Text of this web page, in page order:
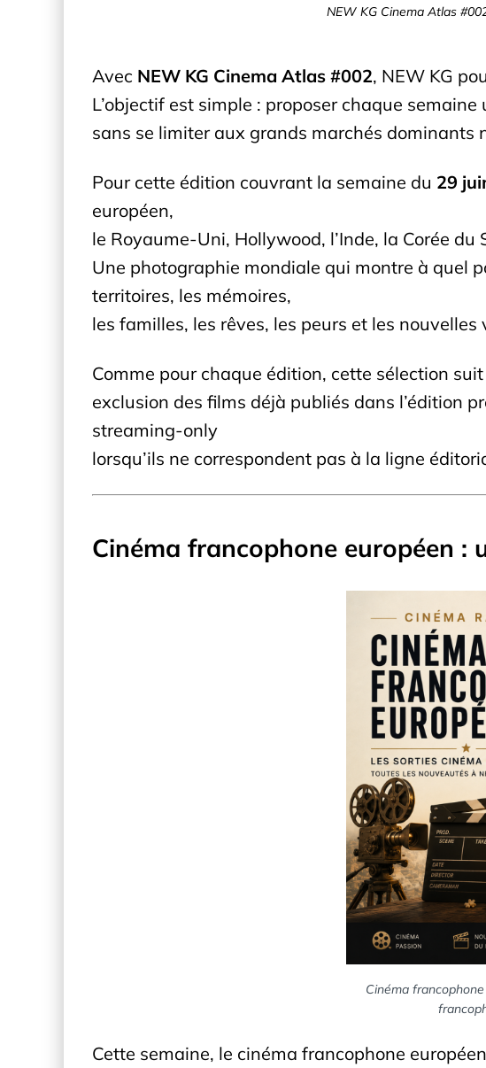
NEW KG Cinema Atlas
Avec NEW KG Cinema Atlas #002, NEW KG
L’objectif est simple : proposer chaque
sans se limiter aux grands marchés dominants
Pour cette édition couvrant la semaine du 29
européen,
le Royaume-Uni, Hollywood, l’Inde, la Corée du
Une photographie mondiale qui montre à quel
territoires, les mémoires,
les familles, les rêves, les peurs et les nouvelles
Comme pour chaque édition, cette sélection
exclusion des films déjà publiés dans l’édition
streaming-only
lorsqu’ils ne correspondent pas à la ligne
Cinéma francophone européen :
Cinéma
Cette semaine, le cinéma francophone